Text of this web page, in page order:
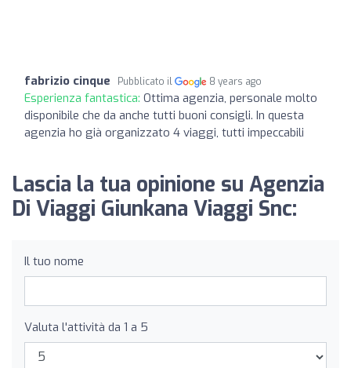
fabrizio cinque Pubblicato il 8 years ago
Esperienza fantastica: Ottima agenzia, personale molto
disponibile che da anche tutti buoni consigli. In questa
agenzia ho già organizzato 4 viaggi, tutti impeccabili
Lascia la tua opinione su Agenzia
Di Viaggi Giunkana Viaggi Snc:
Il tuo nome
Valuta l'attività da 1 a 5